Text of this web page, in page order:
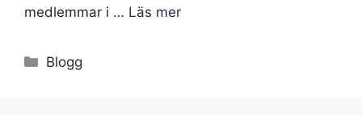
medlemmar i … Läs mer
Kategorier
Blogg